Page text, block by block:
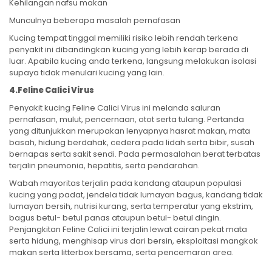
Kehilangan nafsu makan
Munculnya beberapa masalah pernafasan
Kucing tempat tinggal memiliki risiko lebih rendah terkena
penyakit ini dibandingkan kucing yang lebih kerap berada di
luar. Apabila kucing anda terkena, langsung melakukan isolasi
supaya tidak menulari kucing yang lain.
4.Feline Calici Virus
Penyakit kucing Feline Calici Virus ini melanda saluran
pernafasan, mulut, pencernaan, otot serta tulang. Pertanda
yang ditunjukkan merupakan lenyapnya hasrat makan, mata
basah, hidung berdahak, cedera pada lidah serta bibir, susah
bernapas serta sakit sendi. Pada permasalahan berat terbatas
terjalin pneumonia, hepatitis, serta pendarahan.
Wabah mayoritas terjalin pada kandang ataupun populasi
kucing yang padat, jendela tidak lumayan bagus, kandang tidak
lumayan bersih, nutrisi kurang, serta temperatur yang ekstrim,
bagus betul- betul panas ataupun betul- betul dingin.
Penjangkitan Feline Calici ini terjalin lewat cairan pekat mata
serta hidung, menghisap virus dari bersin, eksploitasi mangkok
makan serta litterbox bersama, serta pencemaran area.